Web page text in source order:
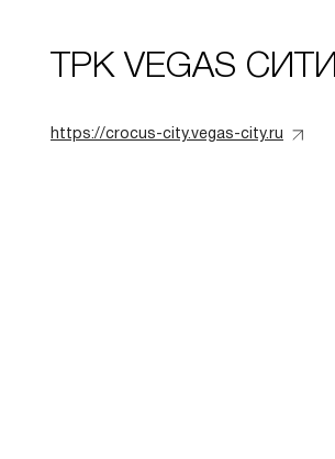
ТРК VEGAS СИТИ
https://crocus-city.vegas-city.ru